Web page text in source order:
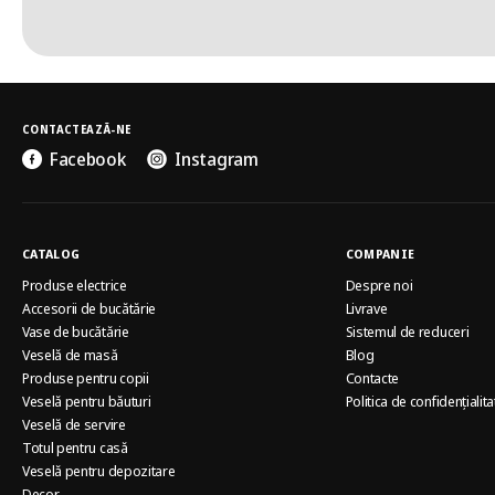
CONTACTEAZĂ-NE
Facebook Instagram
CATALOG
Produse electrice
Accesorii de bucătărie
Vase de bucătărie
Veselă de masă
Produse pentru copii
Veselă pentru băuturi
Veselă de servire
Totul pentru casă
Veselă pentru depozitare
COMPANIE
Despre noi
Livrave
Sistemul de reduceri
Blog
Contacte
Politica de